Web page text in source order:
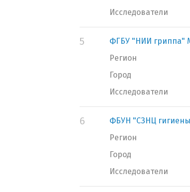
Исследователи
5
ФГБУ "НИИ гриппа"
Регион
Город
Исследователи
6
ФБУН "СЗНЦ
Регион
Город
Исследователи